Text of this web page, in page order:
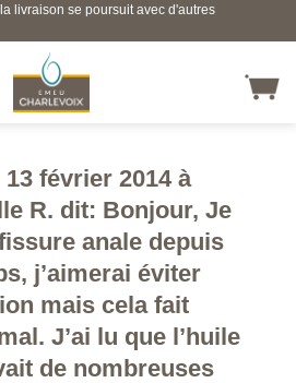
livraison se poursuit avec d'autres
février 2014 à
R. dit: Bonjour, Je
anale depuis
j’aimerai éviter
mais cela fait
J’ai lu que l’huile
de nombreuses